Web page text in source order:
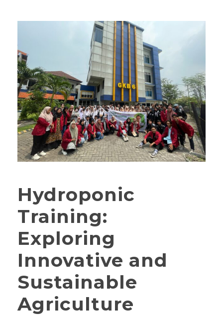
Hydroponic
Training:
Exploring
Innovative and
Sustainable
Agriculture